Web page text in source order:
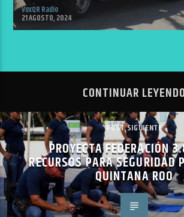
VoxQR Radio
21 AGOSTO, 2024
CONTINUAR LEYENDO
POST SIGUIENTE
PROYECTA FEDERACIÓN
RECURSOS PARA SEGURIDAD
QUINTANA ROO